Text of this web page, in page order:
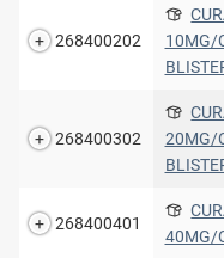
268400202
10MG/
268400302
20MG/
268400401
40MG/